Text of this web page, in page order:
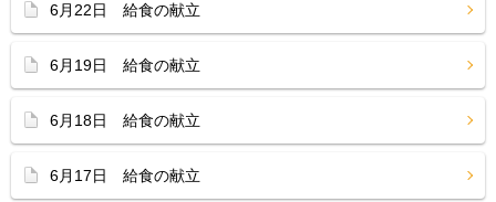
6月22日 給食の献立
6月19日 給食の献立
6月18日 給食の献立
6月17日 給食の献立